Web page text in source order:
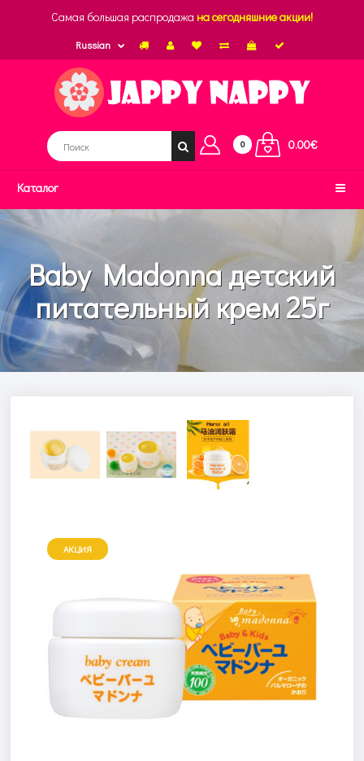
Самая большая распродажа на сегодняшние акции!
Russian
0 0.00€
Каталог
Baby Madonna детский
питательный крем 25г
АКЦИЯ